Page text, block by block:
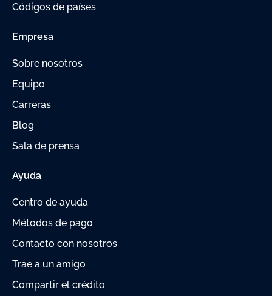
Códigos de países
Empresa
Sobre nosotros
Equipo
Carreras
Blog
Sala de prensa
Ayuda
Centro de ayuda
Métodos de pago
Contacto con nosotros
Trae a un amigo
Compartir el crédito